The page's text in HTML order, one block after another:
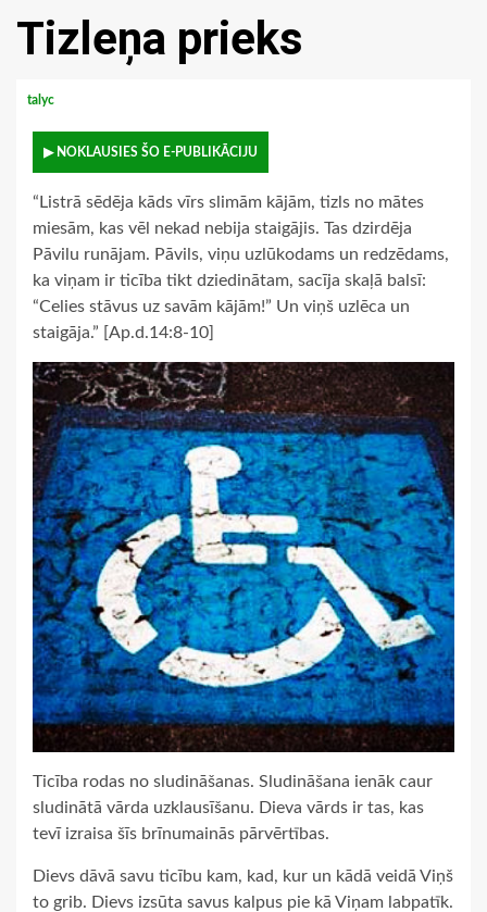
Tizleņa prieks
talyc
▶ NOKLAUSIES ŠO E-PUBLIKĀCIJU
“Listrā sēdēja kāds vīrs slimām kājām, tizls no mātes
miesām, kas vēl nekad nebija staigājis. Tas dzirdēja
Pāvilu runājam. Pāvils, viņu uzlūkodams un redzēdams,
ka viņam ir ticība tikt dziedinātam, sacīja skaļā balsī:
“Celies stāvus uz savām kājām!” Un viņš uzlēca un
staigāja.” [Ap.d.14:8-10]
Ticība rodas no sludināšanas. Sludināšana ienāk caur
sludinātā vārda uzklausīšanu. Dieva vārds ir tas, kas
tevī izraisa šīs brīnumainās pārvērtības.
Dievs dāvā savu ticību kam, kad, kur un kādā veidā Viņš
to grib. Dievs izsūta savus kalpus pie kā Viņam labpatīk.